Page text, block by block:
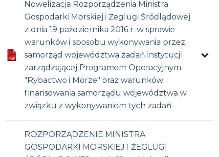
Nowelizacja Rozporządzenia Ministra
Gospodarki Morskiej i Żeglugi Śródlądowej
z dnia 19 października 2016 r. w sprawie
warunków i sposobu wykonywania przez
samorząd województwa zadań instytucji
zarządzającej Programem Operacyjnym
"Rybactwo i Morze" oraz warunków
finansowania samorządu województwa w
związku z wykonywaniem tych zadań
ROZPORZĄDZENIE MINISTRA
GOSPODARKI MORSKIEJ I ŻEGLUGI